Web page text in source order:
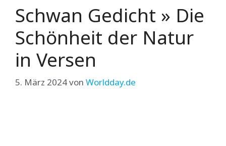
Schwan Gedicht » Die
Schönheit der Natur
in Versen
5. März 2024von Worldday.de